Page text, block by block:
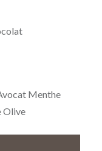
Menthe
Olive